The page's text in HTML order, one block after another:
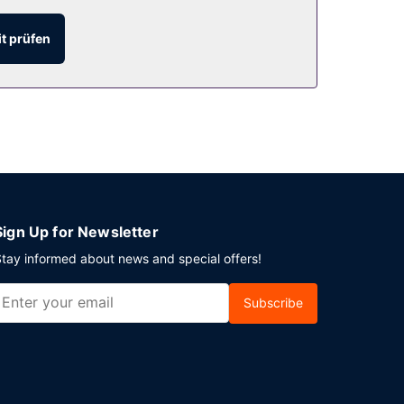
ein Frühstücksbuffet angeboten.
prüfen
Up for Newsletter
informed about news and special offers!
Subscribe